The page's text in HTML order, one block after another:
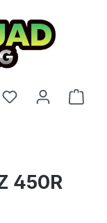
You have 0
450R